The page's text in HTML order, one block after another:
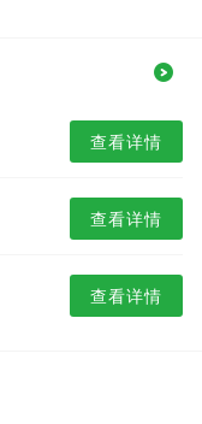
查看详情
查看详情
查看详情